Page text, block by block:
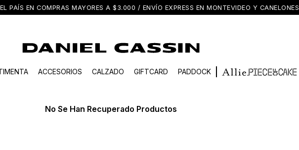
PAÍS EN COMPRAS MAYORES A $3.000 / ENVÍO EXPRESS EN MONTEVIDEO Y CANELONES
ACCESORIOS CALZADO GIFTCARD PADDOCK
No Se Han Recuperado Productos